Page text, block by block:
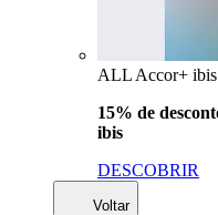
ALL Accor+ ibis
15% de
ibis
DESCOBRIR
Voltar